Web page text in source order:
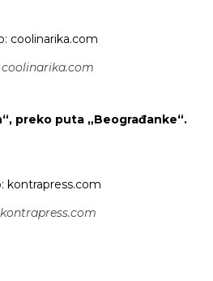
coolinarika.com
preko puta „Beograđanke“.